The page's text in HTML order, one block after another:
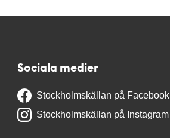
Sociala medier
Stockholmskällan på Facebook
Stockholmskällan på Instagram